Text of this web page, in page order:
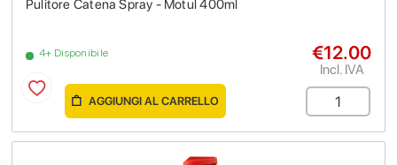
Pulitore Catena Spray - Motul 400ml
4+ Disponibile €12.00
Incl. IVA
AGGIUNGI AL CARRELLO